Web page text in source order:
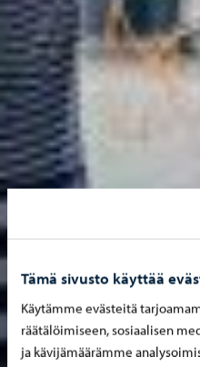
Tämä sivusto käyttää
Käytämme evästeitä
räätälöimiseen, sosiaalisen
ja kävijämäärämme